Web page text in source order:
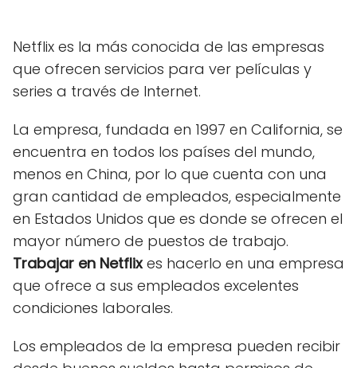
Netflix es la más conocida de las empresas
que ofrecen servicios para ver películas y
series a través de Internet.
La empresa, fundada en 1997 en California, se
encuentra en todos los países del mundo,
menos en China, por lo que cuenta con una
gran cantidad de empleados, especialmente
en Estados Unidos que es donde se ofrecen el
mayor número de puestos de trabajo.
Trabajar en Netflixes hacerlo en una empresa
que ofrece a sus empleados excelentes
condiciones laborales.
Los empleados de la empresa pueden recibir